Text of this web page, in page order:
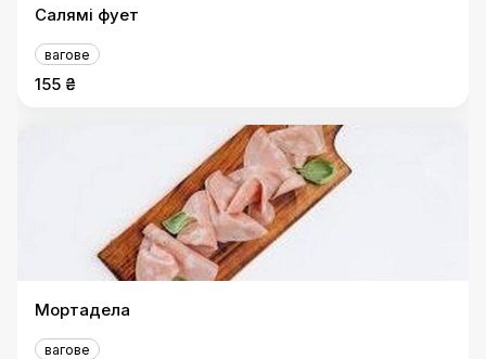
Салямі фует
вагове
155 ₴
Мортадела
вагове